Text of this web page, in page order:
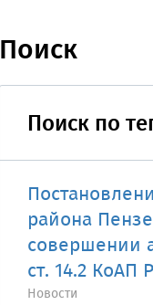
Поиск
Поиск по
района
совершении
ст. 14.2 КоАП
Новости